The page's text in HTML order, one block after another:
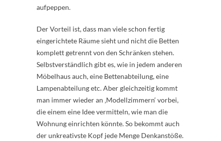
aufpeppen.
Der Vorteil ist, dass man viele schon fertig
eingerichtete Räume sieht und nicht die Betten
komplett getrennt von den Schränken stehen.
Selbstverständlich gibt es, wie in jedem anderen
Möbelhaus auch, eine Bettenabteilung, eine
Lampenabteilung etc. Aber gleichzeitig kommt
man immer wieder an ‚Modellzimmern‘ vorbei,
die einem eine Idee vermitteln, wie man die
Wohnung einrichten könnte. So bekommt auch
der unkreativste Kopf jede Menge Denkanstöße.